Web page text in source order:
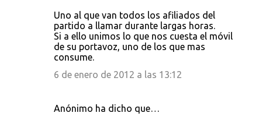
Uno al que van todos los afiliados del
partido a llamar durante largas horas.
Si a ello unimos lo que nos cuesta el móvil
de su portavoz, uno de los que mas
consume.
6 de enero de 2012 a las 13:12
Anónimo ha dicho que…